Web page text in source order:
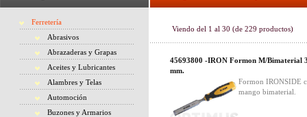
Ferretería
Abrasivos
Abrazaderas y Grapas
Aceites y Lubricantes
Alambres y Telas
Automoción
Buzones y Armarios
Viendo del 1 al 30 (de 229 productos)
45693800 -IRON Formon M/Bimaterial
mm.
Formon IRONSIDE
mango bimaterial.